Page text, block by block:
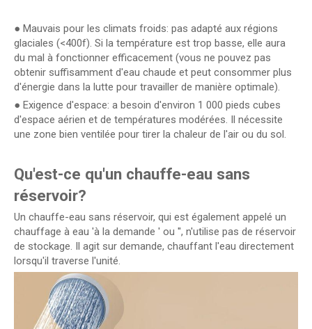
● Mauvais pour les climats froids: pas adapté aux régions
glaciales (<400f). Si la température est trop basse, elle aura
du mal à fonctionner efficacement (vous ne pouvez pas
obtenir suffisamment d'eau chaude et peut consommer plus
d'énergie dans la lutte pour travailler de manière optimale).
● Exigence d'espace: a besoin d'environ 1 000 pieds cubes
d'espace aérien et de températures modérées. Il nécessite
une zone bien ventilée pour tirer la chaleur de l'air ou du sol.
Qu'est-ce qu'un chauffe-eau sans
réservoir?
Un chauffe-eau sans réservoir, qui est également appelé un
chauffage à eau 'à la demande ' ou '', n'utilise pas de réservoir
de stockage. Il agit sur demande, chauffant l'eau directement
lorsqu'il traverse l'unité.